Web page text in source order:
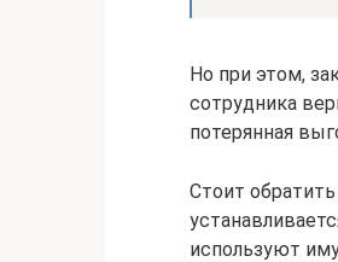
Но при этом,
сотрудника
потерянная
Стоит
используют